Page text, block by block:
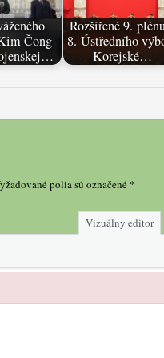
Čong
Rozšířené 9.
8. Ústředního
Korejské…
polia sú označené *
Vizuálny editor